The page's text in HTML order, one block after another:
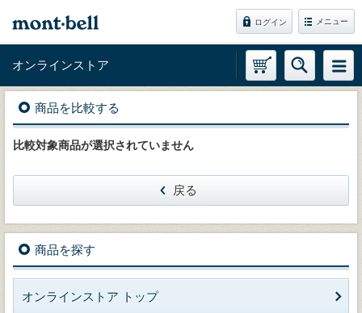
ログイン メニュー
オンラインストア
商品を比較する
比較対象商品が選択されていません
戻る
商品を探す
オンラインストア トップ